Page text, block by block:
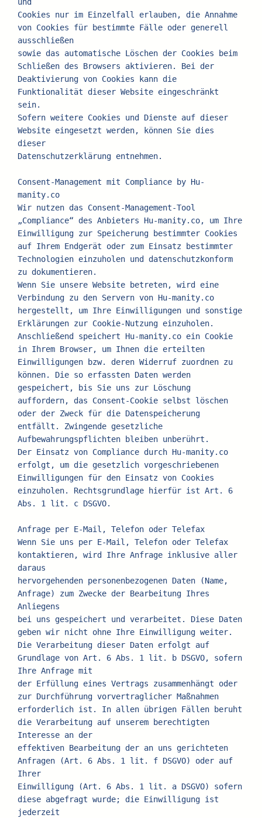
Cookies nur im Einzelfall erlauben, die Annahme
von Cookies für bestimmte Fälle oder generell
ausschließen
sowie das automatische Löschen der Cookies beim
Schließen des Browsers aktivieren. Bei der
Deaktivierung von Cookies kann die
Funktionalität dieser Website eingeschränkt
sein.
Sofern weitere Cookies und Dienste auf dieser
Website eingesetzt werden, können Sie dies
dieser
Datenschutzerklärung entnehmen.
Consent-Management mit Compliance by Hu-
manity.co
Wir nutzen das Consent-Management-Tool
„Compliance“ des Anbieters Hu-manity.co, um Ihre
Einwilligung zur Speicherung bestimmter Cookies
auf Ihrem Endgerät oder zum Einsatz bestimmter
Technologien einzuholen und datenschutzkonform
zu dokumentieren.
Wenn Sie unsere Website betreten, wird eine
Verbindung zu den Servern von Hu-manity.co
hergestellt, um Ihre Einwilligungen und sonstige
Erklärungen zur Cookie-Nutzung einzuholen.
Anschließend speichert Hu-manity.co ein Cookie
in Ihrem Browser, um Ihnen die erteilten
Einwilligungen bzw. deren Widerruf zuordnen zu
können. Die so erfassten Daten werden
gespeichert, bis Sie uns zur Löschung
auffordern, das Consent-Cookie selbst löschen
oder der Zweck für die Datenspeicherung
entfällt. Zwingende gesetzliche
Aufbewahrungspflichten bleiben unberührt.
Der Einsatz von Compliance durch Hu-manity.co
erfolgt, um die gesetzlich vorgeschriebenen
Einwilligungen für den Einsatz von Cookies
einzuholen. Rechtsgrundlage hierfür ist Art. 6
Abs. 1 lit. c DSGVO.
Anfrage per E-Mail, Telefon oder Telefax
Wenn Sie uns per E-Mail, Telefon oder Telefax
kontaktieren, wird Ihre Anfrage inklusive aller
daraus
hervorgehenden personenbezogenen Daten (Name,
Anfrage) zum Zwecke der Bearbeitung Ihres
Anliegens
bei uns gespeichert und verarbeitet. Diese Daten
geben wir nicht ohne Ihre Einwilligung weiter.
Die Verarbeitung dieser Daten erfolgt auf
Grundlage von Art. 6 Abs. 1 lit. b DSGVO, sofern
Ihre Anfrage mit
der Erfüllung eines Vertrags zusammenhängt oder
zur Durchführung vorvertraglicher Maßnahmen
erforderlich ist. In allen übrigen Fällen beruht
die Verarbeitung auf unserem berechtigten
Interesse an der
effektiven Bearbeitung der an uns gerichteten
Anfragen (Art. 6 Abs. 1 lit. f DSGVO) oder auf
Ihrer
Einwilligung (Art. 6 Abs. 1 lit. a DSGVO) sofern
diese abgefragt wurde; die Einwilligung ist
jederzeit